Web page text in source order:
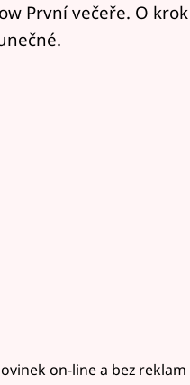
První večeře. O
on-line a bez